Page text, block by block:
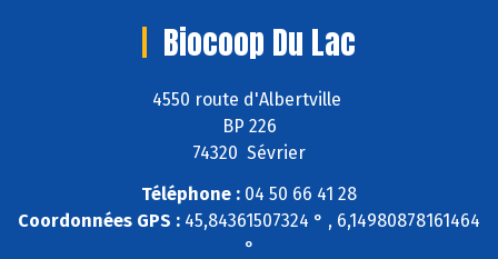
Biocoop Du Lac
4550 route d'Albertville
BP 226
74320 Sévrier
Téléphone : 04 50 66 41 28
Coordonnées GPS : 45,84361507324 ° , 6,14980878161464
°